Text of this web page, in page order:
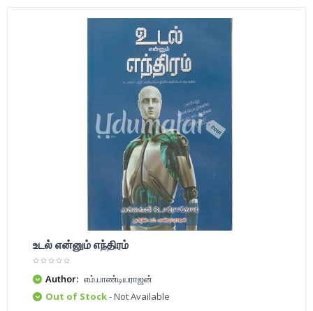
உடல் என்னும் எந்திரம்
Author: எம்.பாண்டியராஜன்
Out of Stock- Not Available